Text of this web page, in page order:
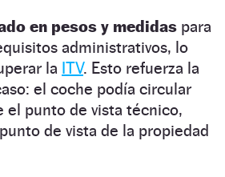
en pesos y medidas para
administrativos, lo
la ITV. Esto refuerza la
el coche podía circular
el punto de vista técnico,
de vista de la propiedad